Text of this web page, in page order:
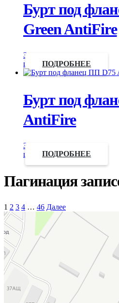
Бурт под
Green AntiFire
Запросить
цену
ПОДРОБНЕЕ
Бурт под
AntiFire
Запросить
цену
ПОДРОБНЕЕ
Пагинация
1 2 3 4 … 46 Далее